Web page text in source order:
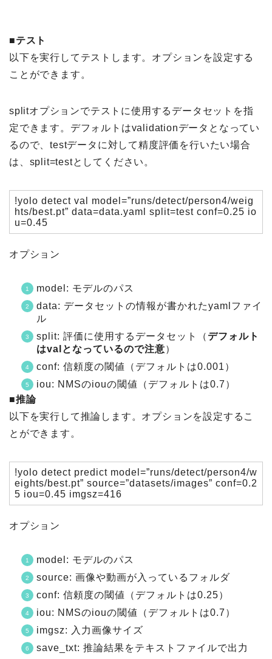
■テスト
以下を実行してテストします。オプションを設定する
ことができます。
splitオプションでテストに使用するデータセットを指
定できます。デフォルトはvalidationデータとなってい
るので、testデータに対して精度評価を行いたい場合
は、split=testとしてください。
!yolo detect val model=”runs/detect/person4/weig
hts/best.pt” data=data.yaml split=test conf=0.25 io
u=0.45
オプション
model: モデルのパス
data: データセットの情報が書かれたyamlファイ
ル
split: 評価に使用するデータセット（ デフォルト
はvalとなっているので注意）
conf: 信頼度の閾値（デフォルトは0.001）
iou: NMSのiouの閾値（デフォルトは0.7）
■推論
以下を実行して推論します。オプションを設定するこ
とができます。
!yolo detect predict model=”runs/detect/person4/w
eights/best.pt” source=”datasets/images” conf=0.2
5 iou=0.45 imgsz=416
オプション
model: モデルのパス
source: 画像や動画が入っているフォルダ
conf: 信頼度の閾値（デフォルトは0.25）
iou: NMSのiouの閾値（デフォルトは0.7）
imgsz: 入力画像サイズ
save_txt: 推論結果をテキストファイルで出力